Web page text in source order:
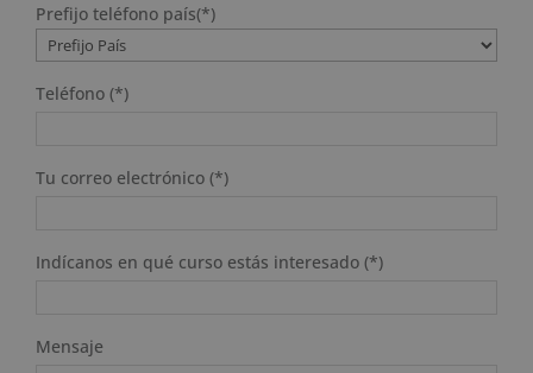
Prefijo teléfono país(*)
Teléfono (*)
Tu correo electrónico (*)
Indícanos en qué curso estás interesado (*)
Mensaje